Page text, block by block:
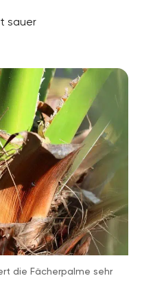
sauer
die Fächerpalme sehr